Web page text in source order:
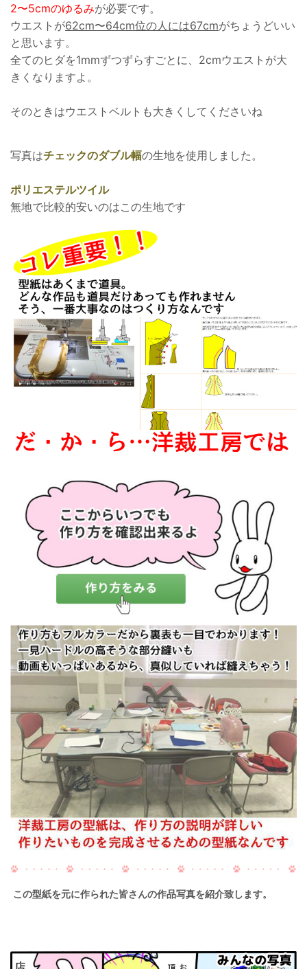
2〜5cmのゆるみが必要です。
ウエストが62cm〜64cm位の人には67cmがちょうどいい
と思います。
全てのヒダを1mmずつずらすごとに、2cmウエストが大
きくなりますよ。
そのときはウエストベルトも大きくしてくださいね
写真はチェックのダブル幅の生地を使用しました。
ポリエステルツイル
無地で比較的安いのはこの生地です
この型紙を元に作られた皆さんの作品写真を紹介致します。